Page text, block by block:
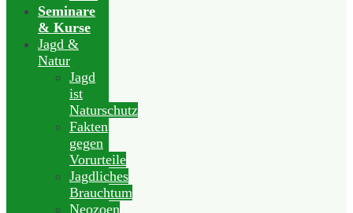
Seminare
& Kurse
Jagd &
Natur
Jagd
ist
Naturschutz
Fakten
gegen
Vorurteile
Jagdliches
Brauchtum
Neozoen